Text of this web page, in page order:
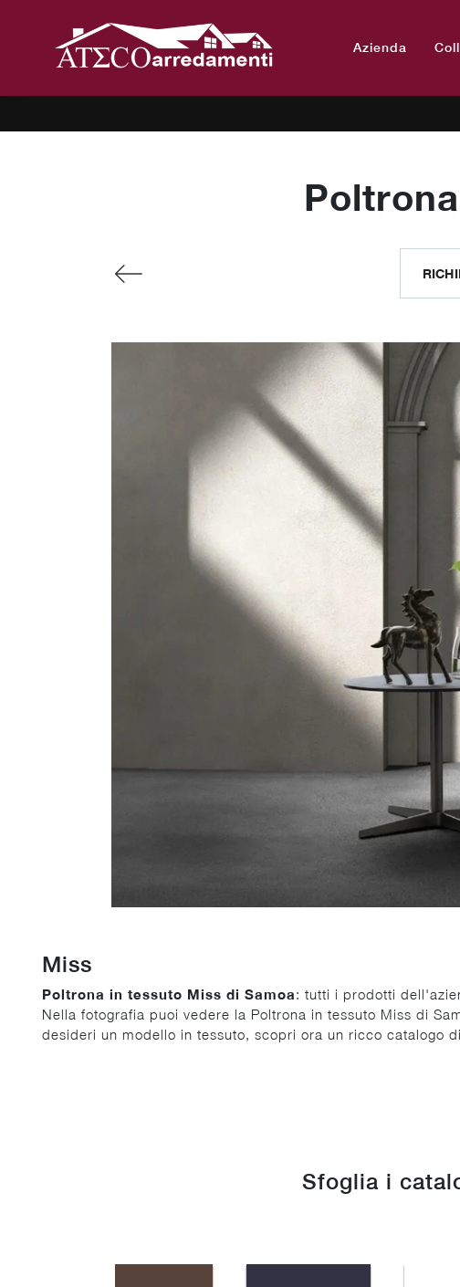
Azienda
Miss
Poltrona in tessuto Miss di Samoa: tutti i prodotti
Nella fotografia puoi vedere la Poltrona in tessuto Miss di
desideri un modello in tessuto, scopri ora un ricco catalogo
Sfoglia i